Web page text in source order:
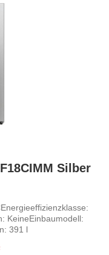
von 5 Sternen
Silber
KeineEinbaumodell:
391 l